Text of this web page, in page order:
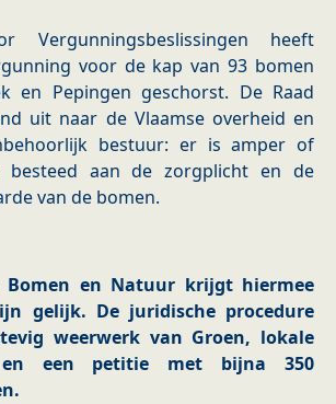
Vergunningsbeslissingen heeft
voor de kap van 93 bomen
en Pepingen geschorst. De Raad
uit naar de Vlaamse overheid en
bestuur: er is amper of
besteed aan de zorgplicht en de
van de bomen.
Bomen en Natuur krijgt hiermee
gelijk. De juridische procedure
weerwerk van Groen, lokale
en een petitie met bijna 350